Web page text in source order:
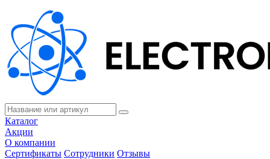
Каталог
Акции
О компании
Сертификаты Сотрудники Отзывы